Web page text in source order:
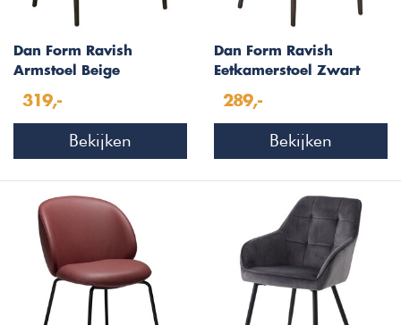
Dan Form Ravish
Armstoel Beige
Essenhout
319,-
Bekijken
Dan Form Ravish
Eetkamerstoel Zwart
Essenhout
289,-
Bekijken